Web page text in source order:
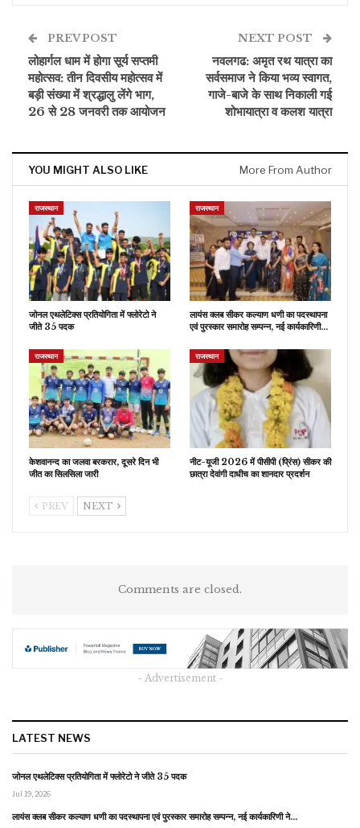
PREV POST
लोहार्गल धाम में होगा सूर्य सप्तमी
महोत्सव: तीन दिवसीय महोत्सव में
बड़ी संख्या में श्रद्धालु लेंगे भाग,
26 से 28 जनवरी तक आयोजन
NEXT POST
नवलगढ: अमृत रथ यात्रा का
सर्वसमाज ने किया भव्य स्वागत,
गाजे-बाजे के साथ निकाली गई
शोभायात्रा व कलश यात्रा
YOU MIGHT ALSO LIKE More From Author
राजस्थान
जोनल एथलेटिक्स प्रतियोगिता में फ्लोरेटो ने
जीते 35 पदक
राजस्थान
लायंस क्लब सीकर कल्याण धणी का पदस्थापना
एवं पुरस्कार समारोह सम्पन्न, नई कार्यकारिणी…
राजस्थान
केशवानन्द का जलवा बरकरार, दूसरे दिन भी
जीत का सिलसिला जारी
राजस्थान
नीट-यूजी 2026 में पीसीपी (प्रिंस) सीकर की
छात्रा देवांगी दाधीच का शानदार प्रदर्शन
PREV NEXT
Comments are closed.
- Advertisement -
LATEST NEWS
जोनल एथलेटिक्स प्रतियोगिता में फ्लोरेटो ने जीते 35 पदक
Jul 19, 2026
लायंस क्लब सीकर कल्याण धणी का पदस्थापना एवं पुरस्कार समारोह सम्पन्न, नई कार्यकारिणी ने…